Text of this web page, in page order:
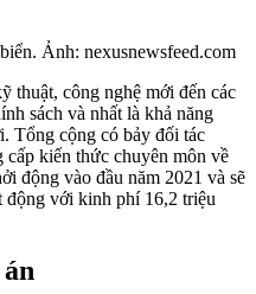
Ảnh: nexusnewsfeed.com
thuật, công nghệ mới đến các
sách và nhất là khả năng
Tổng cộng có bảy đối tác
cấp kiến ​​thức chuyên môn về
động vào đầu năm 2021 và sẽ
động với kinh phí 16,2 triệu